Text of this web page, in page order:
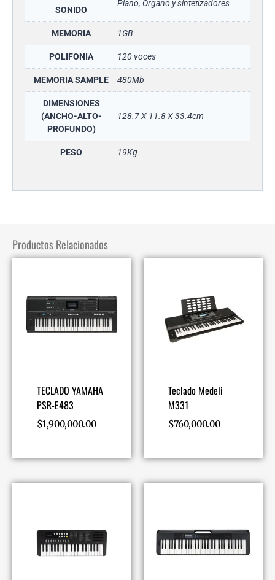
SONIDO
Piano, Organo y sintetizadores
MEMORIA 1GB
POLIFONIA 120 voces
MEMORIA SAMPLE 480Mb
DIMENSIONES
(ANCHO-ALTO-
PROFUNDO)
128.7 X 11.8 X 33.4cm
PESO 19Kg
Productos Relacionados
TECLADO YAMAHA
PSR-E483
$1,900,000.00
Teclado Medeli
M331
$760,000.00